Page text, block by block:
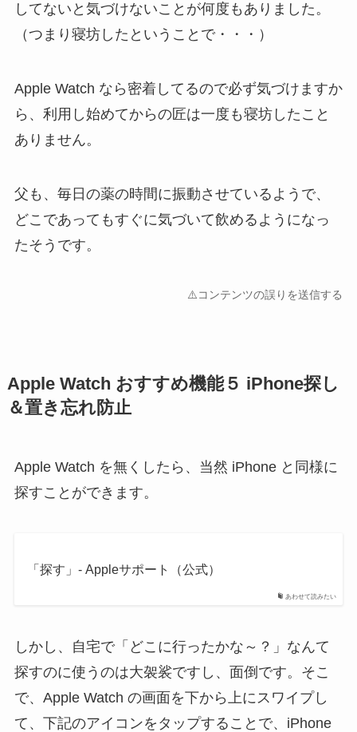
してないと気づけないことが何度もありました。
（つまり寝坊したということで・・・）
Apple Watch なら密着してるので必ず気づけますか
ら、利用し始めてからの匠は一度も寝坊したこと
ありません。
父も、毎日の薬の時間に振動させているようで、
どこであってもすぐに気づいて飲めるようになっ
たそうです。
⚠️コンテンツの誤りを送信する
Apple Watch おすすめ機能５ iPhone探し
＆置き忘れ防止
Apple Watch を無くしたら、当然 iPhone と同様に
探すことができます。
あわせて読みたい
「探す」- Appleサポート（公式）
しかし、自宅で「どこに行ったかな～？」なんて
探すのに使うのは大袈裟ですし、面倒です。そこ
で、Apple Watch の画面を下から上にスワイプし
て、下記のアイコンをタップすることで、iPhone